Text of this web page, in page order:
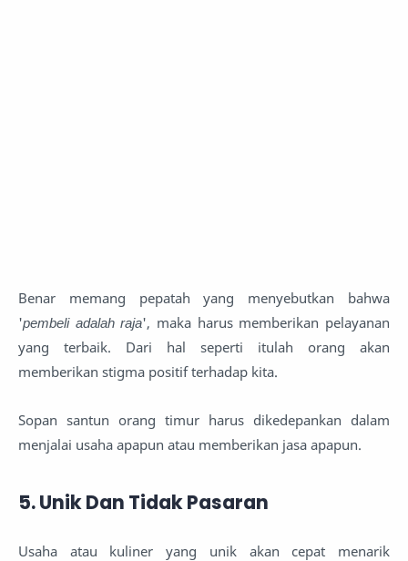
Benar memang pepatah yang menyebutkan bahwa
'pembeli adalah raja', maka harus memberikan pelayanan
yang terbaik. Dari hal seperti itulah orang akan
memberikan stigma positif terhadap kita.
Sopan santun orang timur harus dikedepankan dalam
menjalai usaha apapun atau memberikan jasa apapun.
5. Unik Dan Tidak Pasaran
Usaha atau kuliner yang unik akan cepat menarik